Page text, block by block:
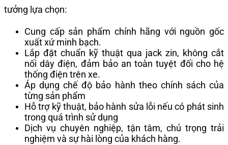
tưởng lựa chọn:
Cung cấp sản phẩm chính hãng với nguồn gốc
xuất xứ minh bạch.
Lắp đặt chuẩn kỹ thuật qua jack zin, không cắt
nối dây điện, đảm bảo an toàn tuyệt đối cho hệ
thống điện trên xe.
Áp dụng chế độ bảo hành theo chính sách của
từng sản phẩm
Hỗ trợ kỹ thuật, bảo hành sửa lỗi nếu có phát sinh
trong quá trình sử dụng
Dịch vụ chuyên nghiệp, tận tâm, chú trọng trải
nghiệm và sự hài lòng của khách hàng.